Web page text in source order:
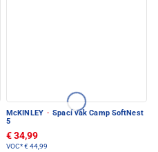
McKINLEY · Spací vak Camp SoftNest
5
€ 34,99
VOC*€ 44,99